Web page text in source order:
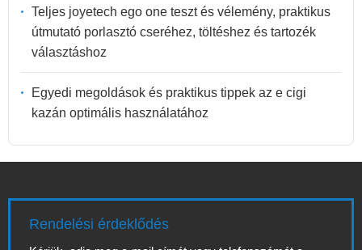
Teljes joyetech ego one teszt és vélemény, praktikus
útmutató porlasztó cseréhez, töltéshez és tartozék
választáshoz
Egyedi megoldások és praktikus tippek az e cigi
kazán optimális használatához
Rendelési érdeklődés